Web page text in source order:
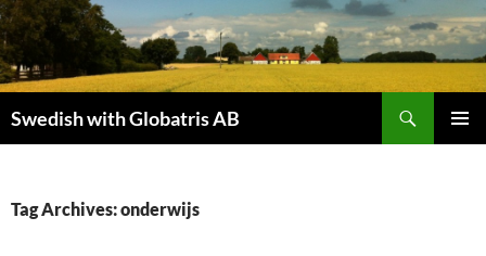
Skip
to
content
Swedish with Globatris AB
Tag Archives: onderwijs